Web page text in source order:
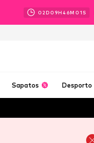
02D 09H 46M 00S
Sapatos Desporto